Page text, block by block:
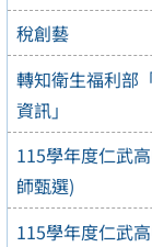
稅創藝
轉知衛生福利部
資訊」
115學年度仁武
師甄選)
115學年度仁武